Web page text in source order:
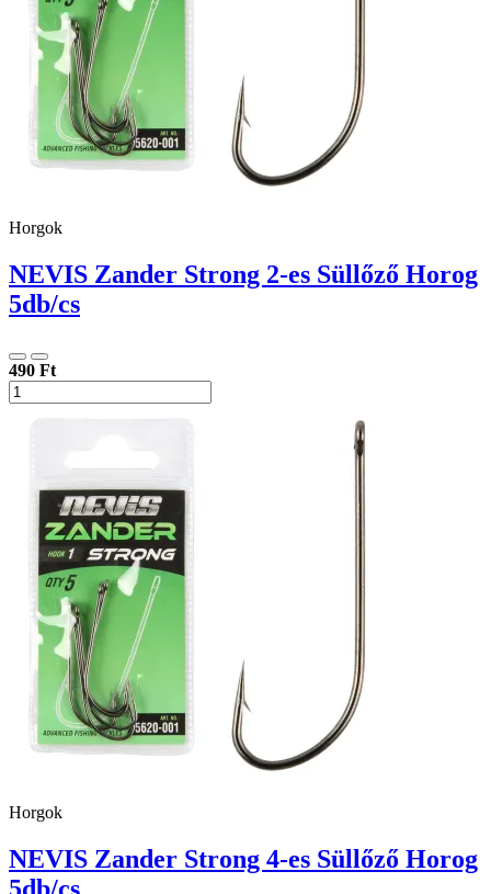
Horgok
NEVIS Zander Strong 2-es Süllőző Horog
5db/cs
490 Ft
Horgok
NEVIS Zander Strong 4-es Süllőző Horog
5db/cs